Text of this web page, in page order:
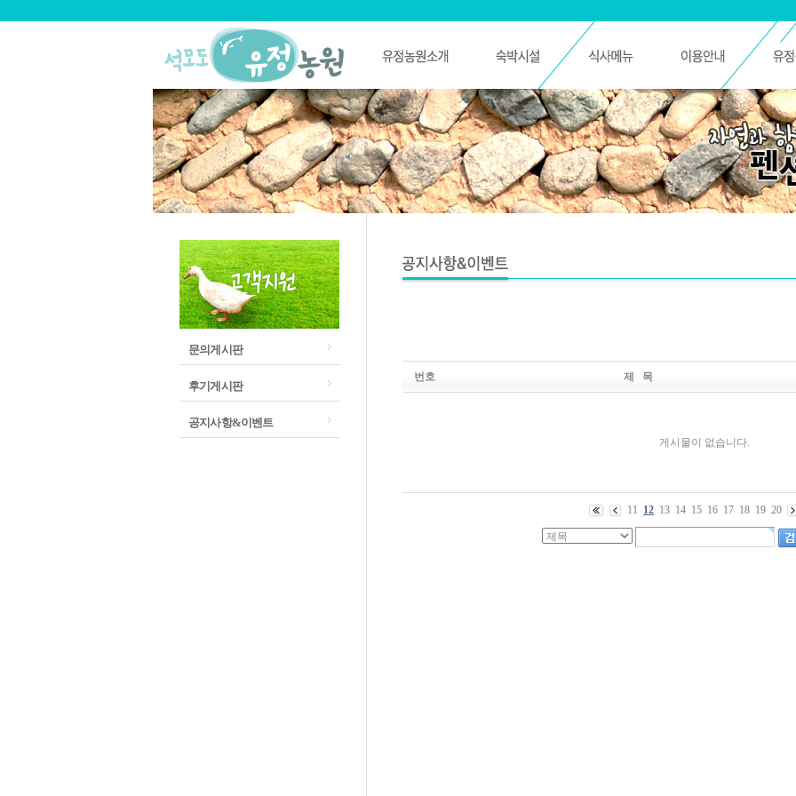
문의게시판
후기게시판
공지사항&이벤트
번호
제 목
게시물이 없습니다.
11 12 13 14 15 16 17 18 19 20